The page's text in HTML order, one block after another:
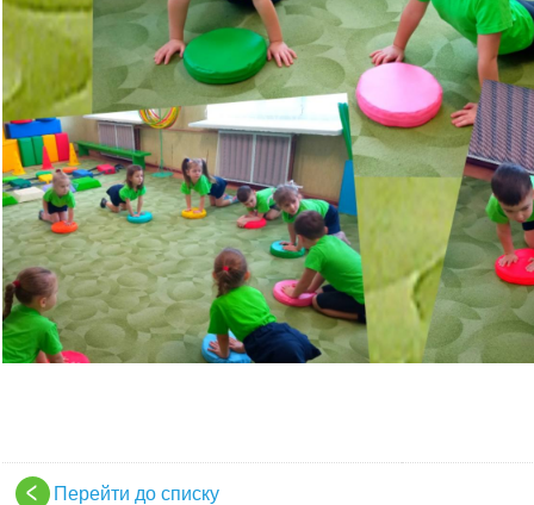
Перейти до списку